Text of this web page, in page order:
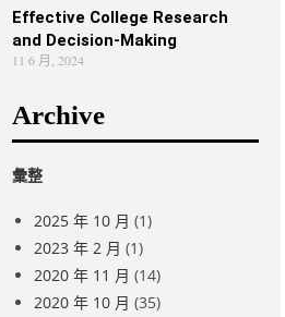
Effective College Research
and Decision-Making
11 6 月, 2024
Archive
彙整
2025 年 10 月 (1)
2023 年 2 月 (1)
2020 年 11 月 (14)
2020 年 10 月 (35)